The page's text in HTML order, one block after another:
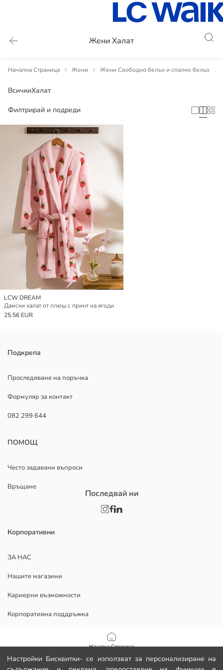
Настройки Бисквитки- се използват за персонализиране на
Жени Халат
Начална Страница
Категории
Начална Страница Жени Жени Свободно бельо и спално бельо
ВсичкиХалат
Филтрирай и подреди
LCW DREAM
Дамски халат от плюш с принт на ягоди
25.56 EUR
Подкрепа
Проследяване на поръчка
Формуляр за контакт
082 299 644
ПОМОЩ
Често задавани въпроси
Връщане
Корпоративни
ЗА НАС
Нашите магазини
Кариерни възможности
Корпоративна поддръжка
Политика за поверителност и сигурност на данните
Последвай ни